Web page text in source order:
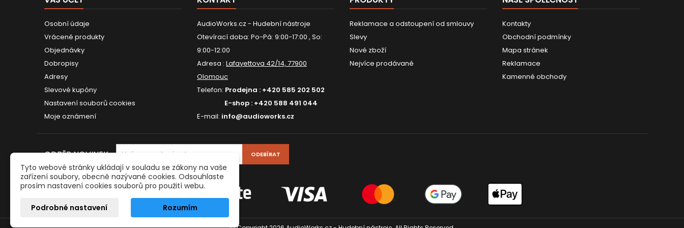
Osobní údaje
Vrácené produkty
Objednávky
Dobropisy
Adresy
Slevové kupóny
Nastavení souborů cookies
Moje oznámení
AudioWorks.cz - Hudební nástroje
Otevírací doba: Po-Pá: 9:00-17:00 , So:
9:00-12:00
Adresa : Lafayettova 42/14, 77900
Olomouc
Telefon: Prodejna : +420 585 202 502
E-shop : +420 588 491 044
E-mail: info@audioworks.cz
Reklamace a odstoupení od smlouvy
Slevy
Nové zboží
Nejvíce prodávané
Kontakty
Obchodní podmínky
Mapa stránek
Reklamace
Kamenné obchody
ODBĚR NOVINEK
Tyto webové stránky ukládají v souladu se zákony na vaše
zařízení soubory, obecně nazývané cookies. Odsouhlaste
prosím nastavení cookies souborů pro použití webu.
Podrobné nastavení Rozumím